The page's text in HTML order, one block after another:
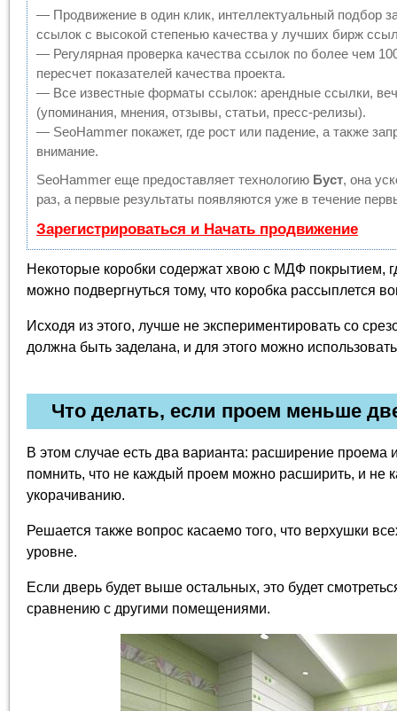
— Продвижение в один клик, интеллектуальный подбор
ссылок с высокой степенью качества у лучших бирж
— Регулярная проверка качества ссылок по более чем
пересчет показателей качества проекта.
— Все известные форматы ссылок: арендные ссылки,
(упоминания, мнения, отзывы, статьи, пресс-релизы).
— SeoHammer покажет, где рост или падение, а также
внимание.
SeoHammer еще предоставляет технологию Буст, она
раз, а первые результаты появляются уже в течение
Зарегистрироваться и Начать продвижение
Некоторые коробки содержат хвою с МДФ покрытием,
можно подвергнуться тому, что коробка рассыплется
Исходя из этого, лучше не экспериментировать со
должна быть заделана, и для этого можно
Что делать, если проем меньше
В этом случае есть два варианта: расширение проема
помнить, что не каждый проем можно расширить, и не
укорачиванию.
Решается также вопрос касаемо того, что верхушки
уровне.
Если дверь будет выше остальных, это будет
сравнению с другими помещениями.